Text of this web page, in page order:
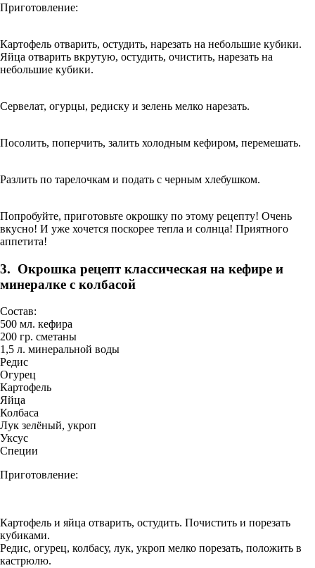
Приготовление:
Картофель отварить, остудить, нарезать на небольшие кубики.
Яйца отварить вкрутую, остудить, очистить, нарезать на
небольшие кубики.
Сервелат, огурцы, редиску и зелень мелко нарезать.
Посолить, поперчить, залить холодным кефиром, перемешать.
Разлить по тарелочкам и подать с черным хлебушком.
Попробуйте, приготовьте окрошку по этому рецепту! Очень
вкусно! И уже хочется поскорее тепла и солнца! Приятного
аппетита!
3. Окрошка рецепт классическая на кефире и
минералке с колбасой
Состав:
500 мл. кефира
200 гр. сметаны
1,5 л. минеральной воды
Редис
Огурец
Картофель
Яйца
Колбаса
Лук зелёный, укроп
Уксус
Специи
Приготовление:
Картофель и яйца отварить, остудить. Почистить и порезать
кубиками.
Редис, огурец, колбасу, лук, укроп мелко порезать, положить в
кастрюлю.